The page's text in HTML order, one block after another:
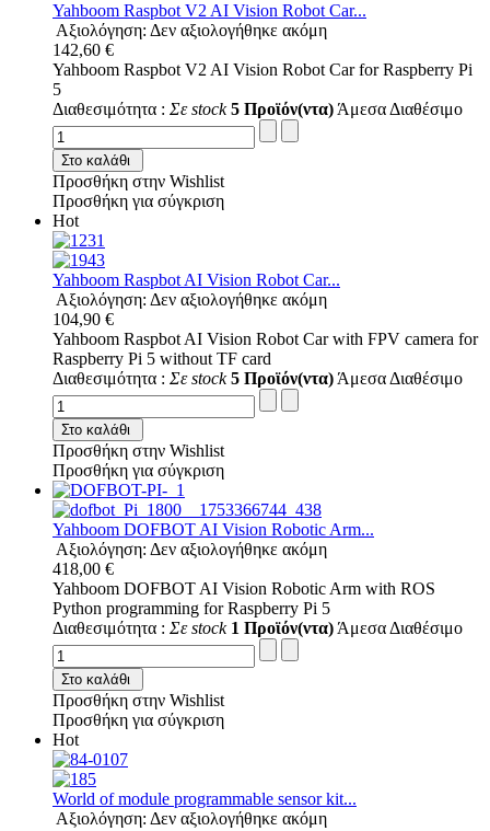
Yahboom Raspbot V2 AI Vision Robot Car...
Αξιολόγηση: Δεν αξιολογήθηκε ακόμη
142,60 €
Yahboom Raspbot V2 AI Vision Robot Car for Raspberry Pi
5
Διαθεσιμότητα : Σε stock 5 Προϊόν(ντα) Άμεσα Διαθέσιμο
Στο καλάθι
Προσθήκη στην Wishlist
Προσθήκη για σύγκριση
Hot
Yahboom Raspbot AI Vision Robot Car...
Αξιολόγηση: Δεν αξιολογήθηκε ακόμη
104,90 €
Yahboom Raspbot AI Vision Robot Car with FPV camera for
Raspberry Pi 5 without TF card
Διαθεσιμότητα : Σε stock 5 Προϊόν(ντα) Άμεσα Διαθέσιμο
Στο καλάθι
Προσθήκη στην Wishlist
Προσθήκη για σύγκριση
Yahboom DOFBOT AI Vision Robotic Arm...
Αξιολόγηση: Δεν αξιολογήθηκε ακόμη
418,00 €
Yahboom DOFBOT AI Vision Robotic Arm with ROS
Python programming for Raspberry Pi 5
Διαθεσιμότητα : Σε stock 1 Προϊόν(ντα) Άμεσα Διαθέσιμο
Στο καλάθι
Προσθήκη στην Wishlist
Προσθήκη για σύγκριση
Hot
World of module programmable sensor kit...
Αξιολόγηση: Δεν αξιολογήθηκε ακόμη